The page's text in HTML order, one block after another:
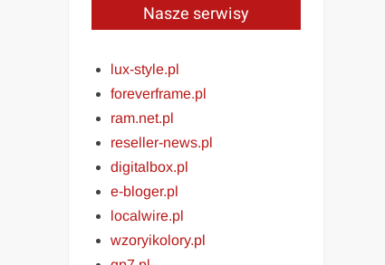
Nasze serwisy
lux-style.pl
foreverframe.pl
ram.net.pl
reseller-news.pl
digitalbox.pl
e-bloger.pl
localwire.pl
wzoryikolory.pl